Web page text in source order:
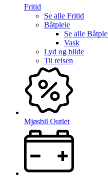
Fritid
Se alle Fritid
Båtpleie
Se alle
Vask
Lyd og bilde
Til reisen
Mjøsbil Outlet